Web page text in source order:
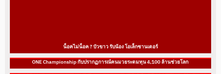
น็อคไม่น็อค ? บัวขาว รับน้อง โอเล็กซานเดอร์
ONE Championship กับปรากฏการณ์คนมวยระดมทุน 4,100 ล้านช่วยโลก